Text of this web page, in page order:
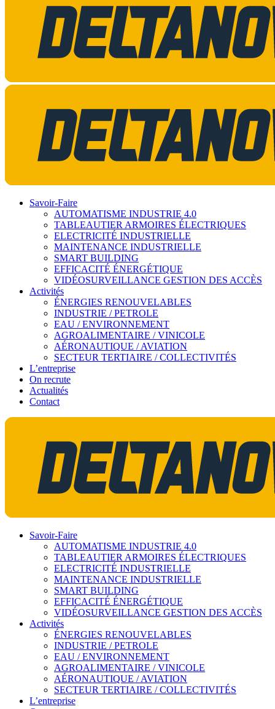
Savoir-Faire
AUTOMATISME INDUSTRIE 4.0
TABLEAUTIER ARMOIRES ÉLECTRIQUES
ELECTRICITÉ INDUSTRIELLE
MAINTENANCE INDUSTRIELLE
SMART BUILDING
EFFICACITÉ ÉNERGÉTIQUE
VIDÉOSURVEILLANCE GESTION DES ACCÈS
Activités
ÉNERGIES RENOUVELABLES
INDUSTRIE / PETROLE
EAU / ENVIRONNEMENT
AGROALIMENTAIRE / VINICOLE
AÉRONAUTIQUE / AVIATION
SECTEUR TERTIAIRE / COLLECTIVITÉS
L’entreprise
On recrute
Actualités
Contact
Savoir-Faire
AUTOMATISME INDUSTRIE 4.0
TABLEAUTIER ARMOIRES ÉLECTRIQUES
ELECTRICITÉ INDUSTRIELLE
MAINTENANCE INDUSTRIELLE
SMART BUILDING
EFFICACITÉ ÉNERGÉTIQUE
VIDÉOSURVEILLANCE GESTION DES ACCÈS
Activités
ÉNERGIES RENOUVELABLES
INDUSTRIE / PETROLE
EAU / ENVIRONNEMENT
AGROALIMENTAIRE / VINICOLE
AÉRONAUTIQUE / AVIATION
SECTEUR TERTIAIRE / COLLECTIVITÉS
L’entreprise